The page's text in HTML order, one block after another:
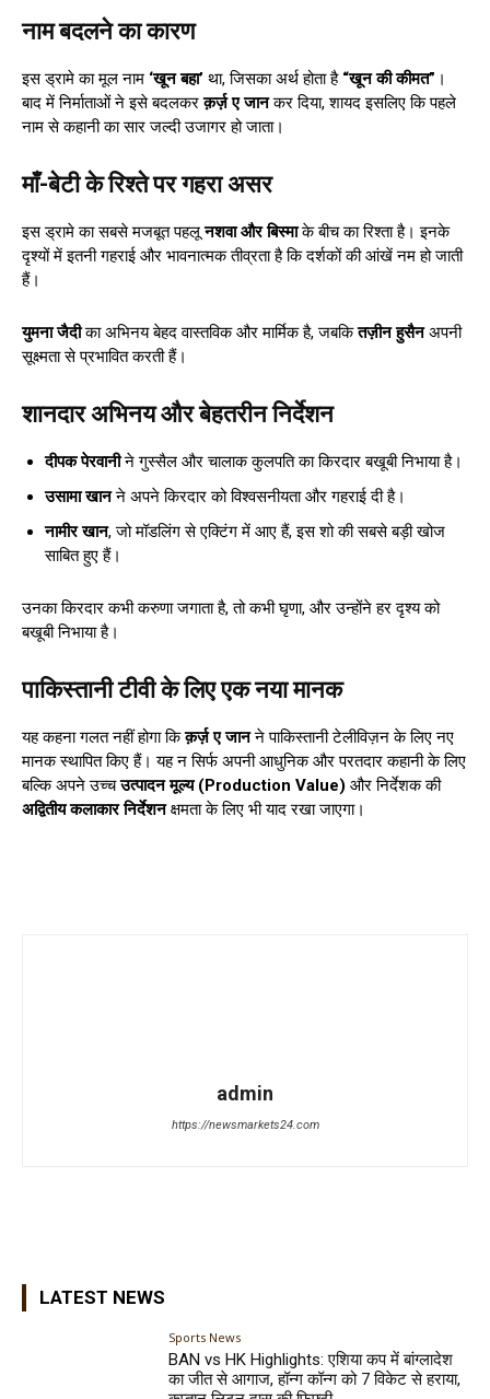
नाम बदलने का कारण
इस ड्रामे का मूल नाम ‘खून बहा’ था, जिसका अर्थ होता है “खून की कीमत” ।
बाद में निर्माताओं ने इसे बदलकरक़र्ज़ ए जानकर दिया, शायद इसलिए कि पहले
नाम से कहानी का सार जल्दी उजागर हो जाता।
माँ-बेटी के रिश्ते पर गहरा असर
इस ड्रामे का सबसे मजबूत पहलूनशवा और बिस्माके बीच का रिश्ता है। इनके
दृश्यों में इतनी गहराई और भावनात्मक तीव्रता है कि दर्शकों की आंखें नम हो जाती
हैं।
युमना जैदीका अभिनय बेहद वास्तविक और मार्मिक है, जबकितज़ीन हुसैनअपनी
सूक्ष्मता से प्रभावित करती हैं।
शानदार अभिनय और बेहतरीन निर्देशन
दीपक पेरवानीने गुस्सैल और चालाक कुलपति का किरदार बखूबी निभाया है।
उसामा खानने अपने किरदार को विश्वसनीयता और गहराई दी है।
नामीर खान, जो मॉडलिंग से एक्टिंग में आए हैं, इस शो की सबसे बड़ी खोज
साबित हुए हैं।
उनका किरदार कभी करुणा जगाता है, तो कभी घृणा, और उन्होंने हर दृश्य को
बखूबी निभाया है।
पाकिस्तानी टीवी के लिए एक नया मानक
यह कहना गलत नहीं होगा किक़र्ज़ ए जानने पाकिस्तानी टेलीविज़न के लिए नए
मानक स्थापित किए हैं। यह न सिर्फ अपनी आधुनिक और परतदार कहानी के लिए
बल्कि अपने उच्चउत्पादन मूल्य (Production Value) और निर्देशक की
अद्वितीय कलाकार निर्देशनक्षमता के लिए भी याद रखा जाएगा।
admin
https://newsmarkets24.com
LATEST NEWS
Sports News
BAN vs HK Highlights: एशिया कप में बांग्लादेश
का जीत से आगाज, हॉन्ग कॉन्ग को 7 विकेट से हराया,